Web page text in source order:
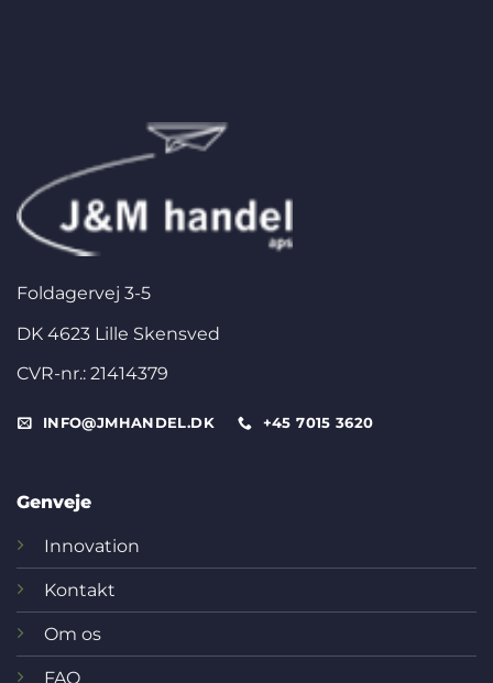
Foldagervej 3-5
DK 4623 Lille Skensved
CVR-nr.: 21414379
INFO@JMHANDEL.DK +45 7015 3620
Genveje
Innovation
Kontakt
Om os
FAQ